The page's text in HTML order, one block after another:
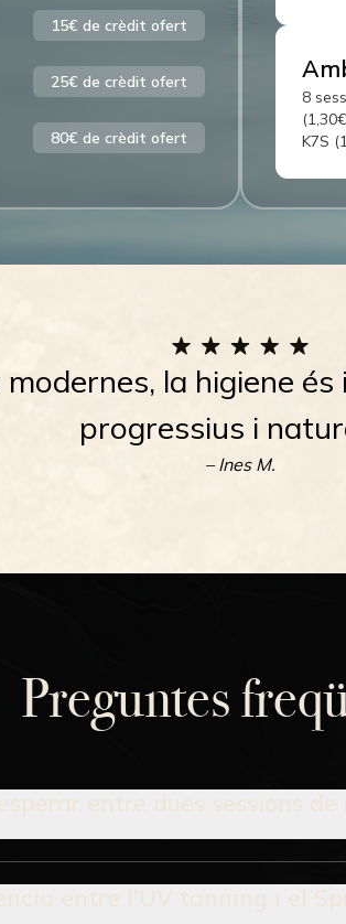
15€ de crèdit ofert
25€ de crèdit ofert
80€ de crèdit ofert
8
K7S
modernes, la higiene
progressius i
– Ines M.
Preguntes